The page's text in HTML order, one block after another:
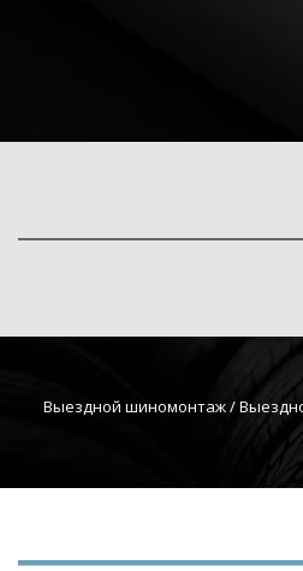
Выездной шиномонтаж /